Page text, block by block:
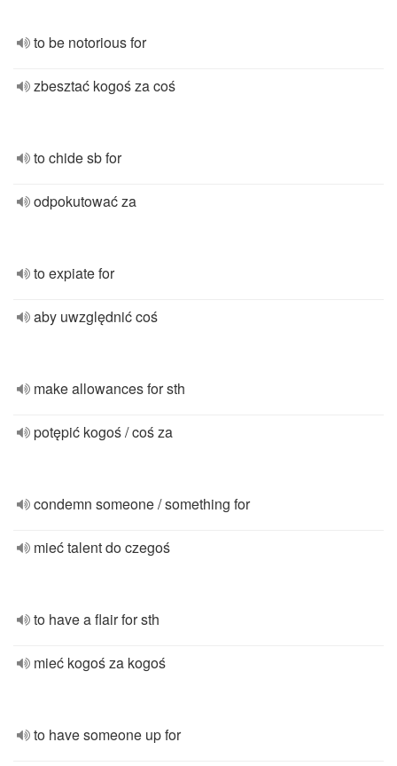
to be notorious for
zbesztać kogoś za coś
to chide sb for
odpokutować za
to expiate for
aby uwzględnić coś
make allowances for sth
potępić kogoś / coś za
condemn someone / something for
mieć talent do czegoś
to have a flair for sth
mieć kogoś za kogoś
to have someone up for